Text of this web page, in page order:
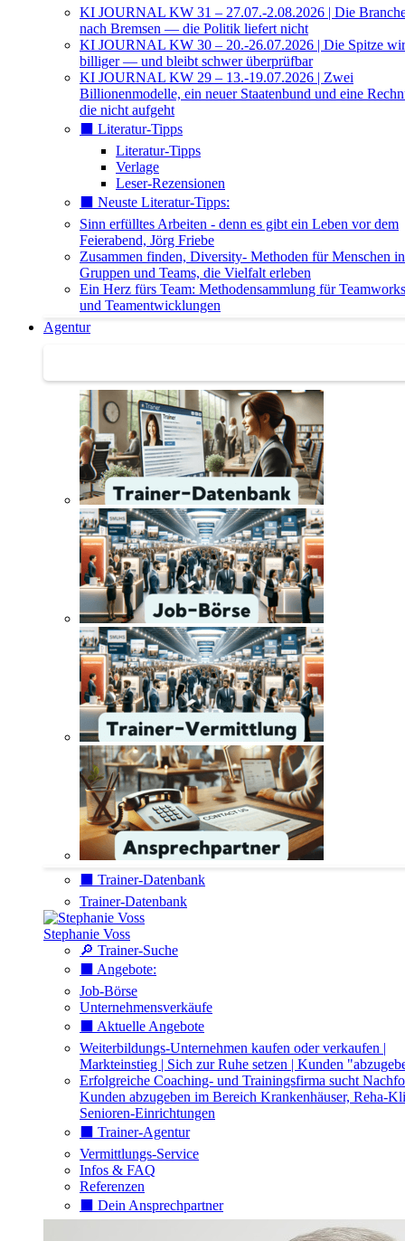
KI JOURNAL KW 31 – 27.07.-2.08.2026 | Die
nach Bremsen — die Politik liefert nicht
KI JOURNAL KW 30 – 20.-26.07.2026 | Die Spitze
billiger — und bleibt schwer überprüfbar
KI JOURNAL KW 29 – 13.-19.07.2026 | Zwei
Billionenmodelle, ein neuer Staatenbund und eine
die nicht aufgeht
⬛️ Literatur-Tipps
Literatur-Tipps
Verlage
Leser-Rezensionen
⬛️ Neuste Literatur-Tipps:
Sinn erfülltes Arbeiten - denn es gibt ein Leben vor dem
Feierabend, Jörg Friebe
Zusammen finden, Diversity- Methoden für Menschen in
Gruppen und Teams, die Vielfalt erleben
Ein Herz fürs Team: Methodensammlung für
und Teamentwicklungen
Agentur
⬛️ Trainer-Datenbank
Trainer-Datenbank
Stephanie Voss
🔎 Trainer-Suche
⬛️ Angebote:
Job-Börse
Unternehmensverkäufe
⬛️ Aktuelle Angebote
Weiterbildungs-Unternehmen kaufen oder verkaufen |
Markteinstieg | Sich zur Ruhe setzen | Kunden
Erfolgreiche Coaching- und Trainingsfirma sucht
Kunden abzugeben im Bereich Krankenhäuser, Reha-
Senioren-Einrichtungen
⬛️ Trainer-Agentur
Vermittlungs-Service
Infos & FAQ
Referenzen
⬛️ Dein Ansprechpartner